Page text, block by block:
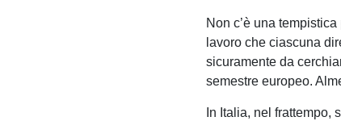
Non c’è una
lavoro che ciascuna
sicuramente da
semestre europeo.
In Italia, nel